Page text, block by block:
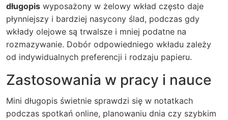
długopis wyposażony w żelowy wkład często daje
płynniejszy i bardziej nasycony ślad, podczas gdy
wkłady olejowe są trwalsze i mniej podatne na
rozmazywanie. Dobór odpowiedniego wkładu zależy
od indywidualnych preferencji i rodzaju papieru.
Zastosowania w pracy i nauce
Mini długopis świetnie sprawdzi się w notatkach
podczas spotkań online, planowaniu dnia czy szybkim